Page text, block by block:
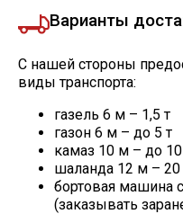
Варианты
С нашей стороны
виды транспорта:
газель 6 м – 1,5 т
газон 6 м – до 5 т
камаз 10 м – до 10
шаланда 12 м – 20
бортовая машина
(заказывать